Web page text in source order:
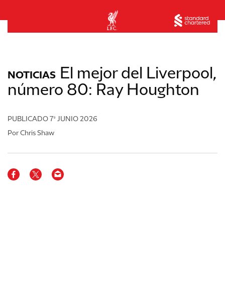
NOTICIAS El mejor del Liverpool,
número 80: Ray Houghton
PUBLICADO 7º JUNIO 2026
Por Chris Shaw